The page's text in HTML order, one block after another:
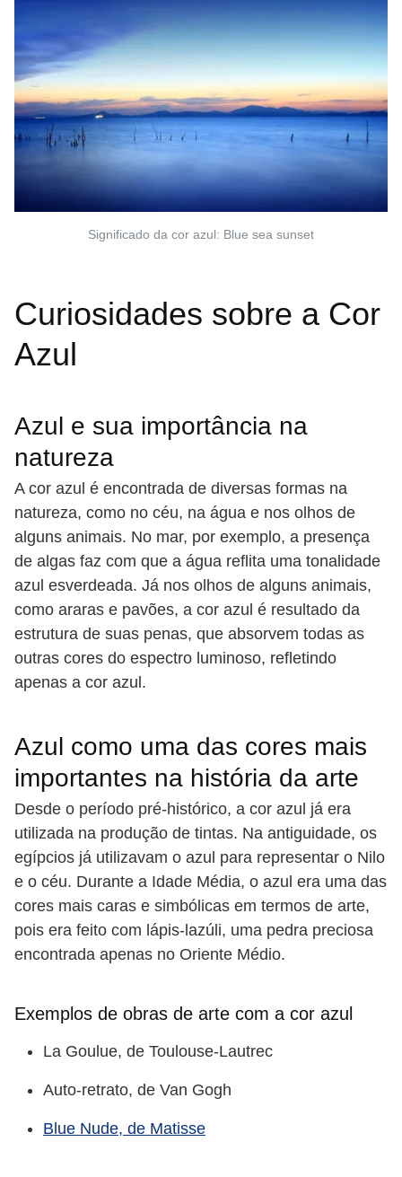
Significado da cor azul: Blue sea sunset
Curiosidades sobre a Cor
Azul
Azul e sua importância na
natureza
A cor azul é encontrada de diversas formas na
natureza, como no céu, na água e nos olhos de
alguns animais. No mar, por exemplo, a presença
de algas faz com que a água reflita uma tonalidade
azul esverdeada. Já nos olhos de alguns animais,
como araras e pavões, a cor azul é resultado da
estrutura de suas penas, que absorvem todas as
outras cores do espectro luminoso, refletindo
apenas a cor azul.
Azul como uma das cores mais
importantes na história da arte
Desde o período pré-histórico, a cor azul já era
utilizada na produção de tintas. Na antiguidade, os
egípcios já utilizavam o azul para representar o Nilo
e o céu. Durante a Idade Média, o azul era uma das
cores mais caras e simbólicas em termos de arte,
pois era feito com lápis-lazúli, uma pedra preciosa
encontrada apenas no Oriente Médio.
Exemplos de obras de arte com a cor azul
La Goulue, de Toulouse-Lautrec
Auto-retrato, de Van Gogh
Blue Nude, de Matisse